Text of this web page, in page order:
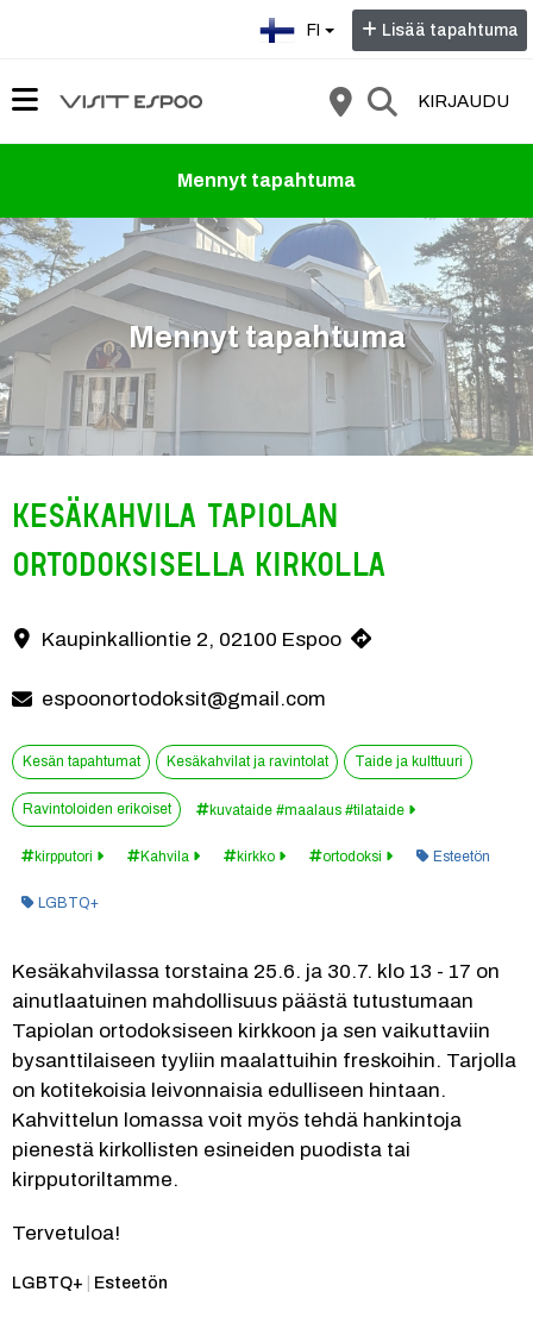
FI Lisää tapahtuma
KIRJAUDU
Mennyt tapahtuma
Mennyt tapahtuma
Kesäkahvila Tapiolan
ortodoksisella kirkolla
Tule kesäkahvilaan ja tutustumaan Tapiolan ortodoksiseen
Yhteystiedot
Kaupinkalliontie 2, 02100 Espoo
espoonortodoksit@gmail.com
Kesän tapahtumat Kesäkahvilat ja ravintolat Taide ja kulttuuri
Ravintoloiden erikoiset kuvataide #maalaus #tilataide
kirpputori Kahvila kirkko ortodoksi Kategoria:
Esteetön
LGBTQ+
Kesäkahvilassa torstaina 25.6. ja 30.7. klo 13 - 17 on
ainutlaatuinen mahdollisuus päästä tutustumaan
Tapiolan ortodoksiseen kirkkoon ja sen vaikuttaviin
bysanttilaiseen tyyliin maalattuihin freskoihin. Tarjolla
on kotitekoisia leivonnaisia edulliseen hintaan.
Kahvittelun lomassa voit myös tehdä hankintoja
pienestä kirkollisten esineiden puodista tai
kirpputoriltamme.
Tervetuloa!
Kategoria:
LGBTQ+ Esteetön